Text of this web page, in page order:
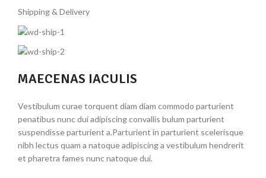
Shipping & Delivery
MAECENAS IACULIS
Vestibulum curae torquent diam diam commodo parturient
penatibus nunc dui adipiscing convallis bulum parturient
suspendisse parturient a.Parturient in parturient scelerisque
nibh lectus quam a natoque adipiscing a vestibulum hendrerit
et pharetra fames nunc natoque dui.